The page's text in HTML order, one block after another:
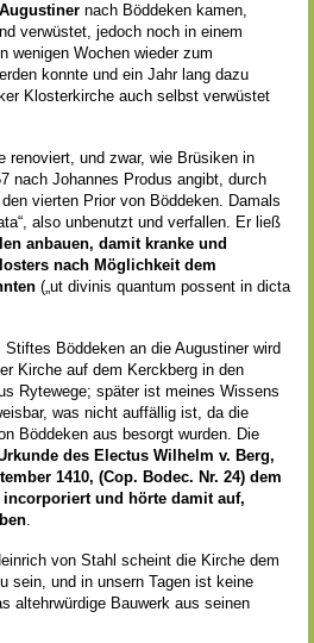
Augustiner nach Böddeken kamen,
verwüstet, jedoch noch in einem
wenigen Wochen wieder zum
konnte und ein Jahr lang dazu
Klosterkirche auch selbst verwüstet
renoviert, und zwar, wie Brüsiken in
nach Johannes Produs angibt, durch
vierten Prior von Böddeken. Damals
also unbenutzt und verfallen. Er ließ
anbauen, damit kranke und
nach Möglichkeit dem
(„ut divinis quantum possent in dicta
Böddeken an die Augustiner wird
Kirche auf dem Kerckberg in den
Rytewege; später ist meines Wissens
was nicht auffällig ist, da die
Böddeken aus besorgt wurden. Die
des Electus Wilhelm v. Berg,
1410, (Cop. Bodec. Nr. 24) dem
und hörte damit auf,
.
von Stahl scheint die Kirche dem
sein, und in unsern Tagen ist keine
altehrwürdige Bauwerk aus seinen